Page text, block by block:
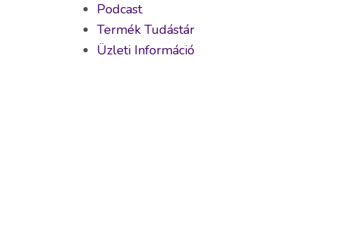
Podcast
Termék Tudástár
Üzleti Információ